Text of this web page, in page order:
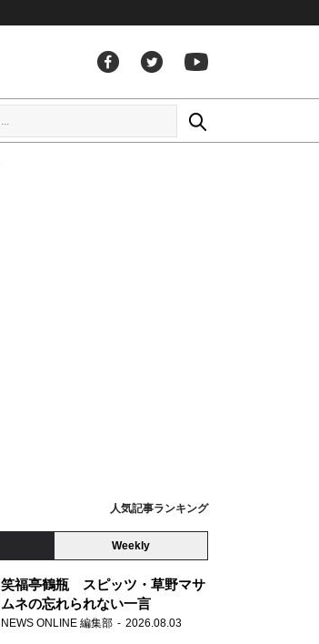
人気記事ランキング
Weekly
笑福亭鶴瓶 スピッツ・草野マサ
ムネの忘れられない一言
NEWS ONLINE 編集部 2026.08.03